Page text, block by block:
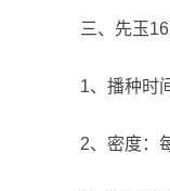
三、先玉
1、播种时间
2、密度：每